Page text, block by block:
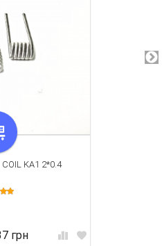
COIL KA1 2*0.4
грн